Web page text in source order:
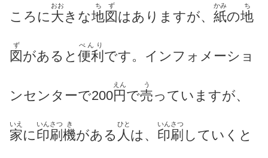
ころに大
おお
きな地図
ちず
はありますが、 紙
かみ
の地
ち
図
ず
があると 便利
べんり
です。 インフォメーショ
ンセンターで200円
えん
で売
う
っていますが、
家
いえ
に印刷
いんさつ
機
き
がある 人
ひと
は、 印刷
いんさつ
していくと